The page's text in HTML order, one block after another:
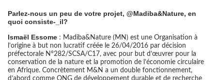
Parlez-nous un peu de votre projet, @Madiba&Nature, en
quoi consiste-_il?
Ismaël Essome: Madiba&Nature (MN) est une Organisation à
l’origine à but non lucratif créée le 26/04/2016 par décision
préfectorale N°282/SCSA/C17, avec pour but d’œuvrer pour la
conservation de la nature et la promotion de l’économie circulaire
en Afrique. Concrètement M&N a un double fonctionnement,
d’abord comme ONG de développement durable et de recherche